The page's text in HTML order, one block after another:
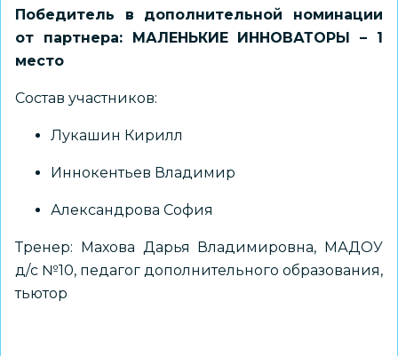
Победитель в дополнительной номинации
от партнера: МАЛЕНЬКИЕ ИННОВАТОРЫ – 1
место
Состав участников:
Лукашин Кирилл
Иннокентьев Владимир
Александрова София
Тренер: Махова Дарья Владимировна, МАДОУ
д/с №10, педагог дополнительного образования,
тьютор